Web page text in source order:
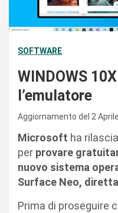
SOFTWARE
WINDOWS
l’emulatore
Aggiornamento del 2
Microsoft ha
per provare
nuovo sistema
Surface Neo,
Prima di proseguire